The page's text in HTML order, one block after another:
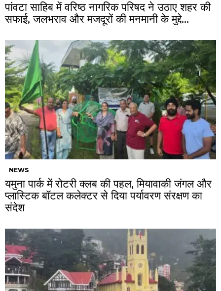
पांवटा साहिब में वरिष्ठ नागरिक परिषद ने उठाए शहर की
सफाई, जलभराव और मजदूरों की मनमानी के मुद्दे…
NEWS
यमुना पार्क में रोटरी क्लब की पहल, मियावाकी जंगल और
प्लास्टिक बॉटल कलेक्टर से दिया पर्यावरण संरक्षण का
संदेश